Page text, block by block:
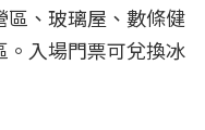
、玻璃屋、數條健
。入場門票可兌換冰